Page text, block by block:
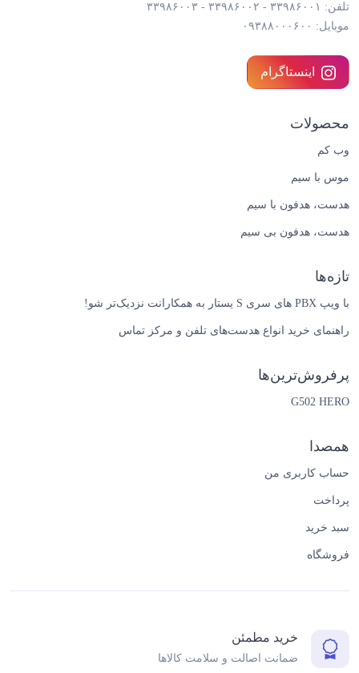
تلفن: ۳۳۹۸۶۰۰۱ - ۳۳۹۸۶۰۰۲ - ۳۳۹۸۶۰۰۳
موبایل: ۰۹۳۸۸۰۰۰۶۰۰
اینستاگرام
محصولات
وب کم
موس با سیم
هدست، هدفون با سیم
هدست، هدفون بی سیم
تازه‌ها
با ویپ PBX های سری S یستار به همکارانت نزدیک‌تر شو!
راهنمای خرید انواع هدست‌های تلفن و مرکز تماس
پرفروش‌ترین‌ها
G502 HERO
همصدا
حساب کاربری من
پرداخت
سبد خرید
فروشگاه
خرید مطمئن
ضمانت اصالت و سلامت کالاها